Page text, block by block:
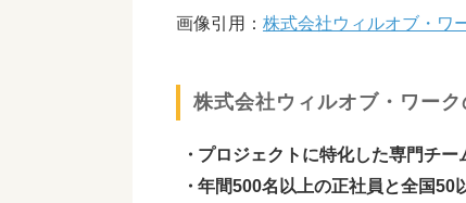
画像引用： 株式会社ウィルオブ・ワ
株式会社ウィルオブ・ワー
プロジェクトに特化した専門チー
年間500名以上の正社員と全国50